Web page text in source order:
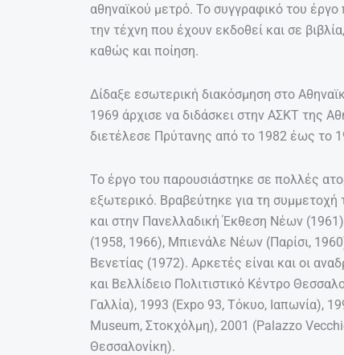
αθηναϊκού μετρό. Το συγγραφικό του
την τέχνη που έχουν εκδοθεί και σε
καθώς και ποίηση.
Δίδαξε εσωτερική διακόσμηση στο
1969 άρχισε να διδάσκει στην ΑΣΚΤ της
διετέλεσε Πρύτανης από το 1982 έως το
Το έργο του παρουσιάστηκε σε πολλές
εξωτερικό. Βραβεύτηκε για τη
και στην Πανελλαδική Έκθεση Νέων
(1958, 1966), Μπιενάλε Νέων (Παρίσι,
Βενετίας (1972). Αρκετές είναι και οι
και Βελλίδειο Πολιτιστικό Κέντρο
Γαλλία), 1993 (Expo 93, Τόκυο, Ιαπωνία),
Museum, Στοκχόλμη), 2001 (Palazzo
Θεσσαλονίκη).